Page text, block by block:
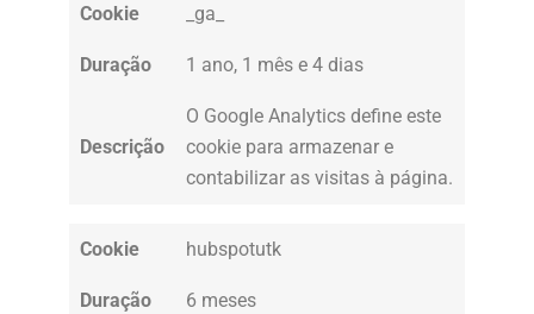
Cookie _ga_
Duração 1 ano, 1 mês e 4 dias
Descrição
O Google Analytics define este
cookie para armazenar e
contabilizar as visitas à página.
Cookie hubspotutk
Duração 6 meses